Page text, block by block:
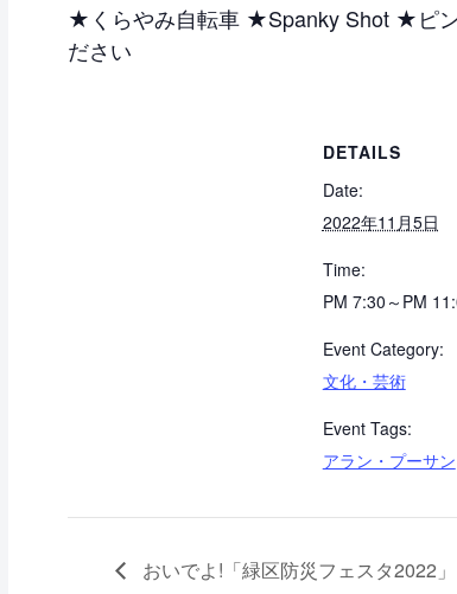
★くらやみ自転車 ★Spanky Shot ★ピン
ださい
DETAILS
Date:
2022年11月5日
Time:
PM 7:30～PM
Event Category:
文化・芸術
Event Tags:
アラン・プーサン
おいでよ!「緑区防災フェスタ2022」